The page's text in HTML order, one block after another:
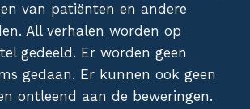
van patiënten en andere
All verhalen worden op
gedeeld. Er worden geen
gedaan. Er kunnen ook geen
ontleend aan de beweringen.